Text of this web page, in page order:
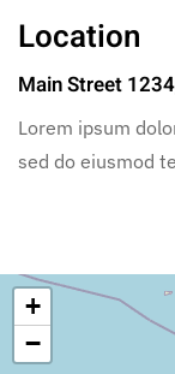
Location
Main Street
Lorem ipsum
sed do eiusmod
+
−